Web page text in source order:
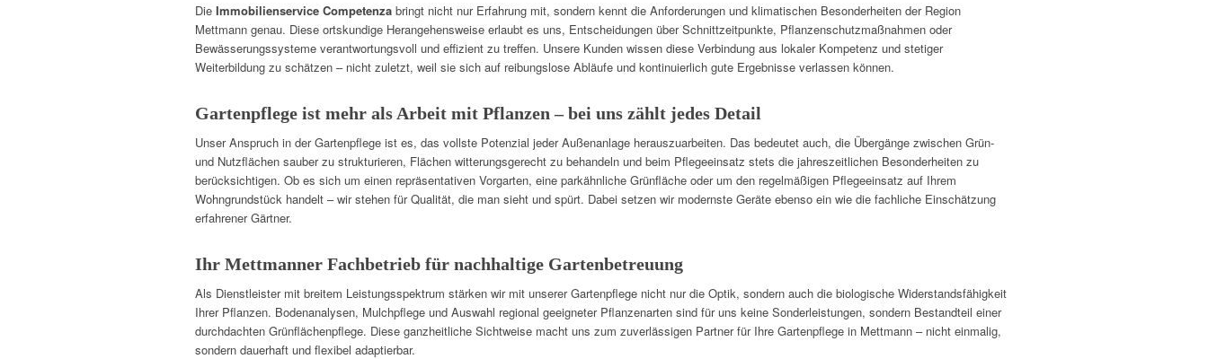
Die Immobilienservice Competenza bringt nicht nur Erfahrung mit, sondern kennt die Anforderungen und klimatischen Besonderheiten der Region
Mettmann genau. Diese ortskundige Herangehensweise erlaubt es uns, Entscheidungen über Schnittzeitpunkte, Pflanzenschutzmaßnahmen oder
Bewässerungssysteme verantwortungsvoll und effizient zu treffen. Unsere Kunden wissen diese Verbindung aus lokaler Kompetenz und stetiger
Weiterbildung zu schätzen – nicht zuletzt, weil sie sich auf reibungslose Abläufe und kontinuierlich gute Ergebnisse verlassen können.
Gartenpflege ist mehr als Arbeit mit Pflanzen – bei uns zählt jedes Detail
Unser Anspruch in der Gartenpflege ist es, das vollste Potenzial jeder Außenanlage herauszuarbeiten. Das bedeutet auch, die Übergänge zwischen Grün-
und Nutzflächen sauber zu strukturieren, Flächen witterungsgerecht zu behandeln und beim Pflegeeinsatz stets die jahreszeitlichen Besonderheiten zu
berücksichtigen. Ob es sich um einen repräsentativen Vorgarten, eine parkähnliche Grünfläche oder um den regelmäßigen Pflegeeinsatz auf Ihrem
Wohngrundstück handelt – wir stehen für Qualität, die man sieht und spürt. Dabei setzen wir modernste Geräte ebenso ein wie die fachliche Einschätzung
erfahrener Gärtner.
Ihr Mettmanner Fachbetrieb für nachhaltige Gartenbetreuung
Als Dienstleister mit breitem Leistungsspektrum stärken wir mit unserer Gartenpflege nicht nur die Optik, sondern auch die biologische Widerstandsfähigkeit
Ihrer Pflanzen. Bodenanalysen, Mulchpflege und Auswahl regional geeigneter Pflanzenarten sind für uns keine Sonderleistungen, sondern Bestandteil einer
durchdachten Grünflächenpflege. Diese ganzheitliche Sichtweise macht uns zum zuverlässigen Partner für Ihre Gartenpflege in Mettmann – nicht einmalig,
sondern dauerhaft und flexibel adaptierbar.